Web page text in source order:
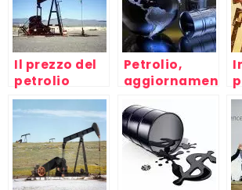
Il prezzo del
petrolio
verso i
massimi di
mercato
Petrolio,
aggiornamenti
oggi e
domani